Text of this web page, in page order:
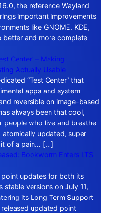
the reference Wayland
important improvements
like GNOME, KDE,
better and more complete
Center’ – Making
Actually Usable
“Test Center” that
apps and system
reversible on image-based
always been that cool,
people who live and breathe
atomically updated, super
of a pain… […]
Bookworm Enters LTS
point updates for both its
stable versions on July 11,
its Long Term Support
updated point